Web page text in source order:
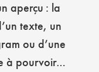
aperçu : la
texte, un
ou d’une
à pourvoir…